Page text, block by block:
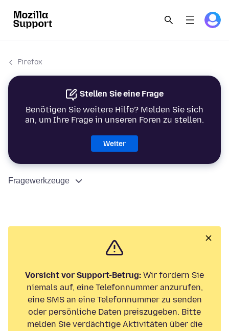
Firefox
Stellen Sie eine Frage
Benötigen Sie weitere Hilfe? Melden Sie sich
an, um Ihre Frage in unseren Foren zu stellen.
Weiter
Fragewerkzeuge
Vorsicht vor Support-Betrug: Wir fordern Sie
niemals auf, eine Telefonnummer anzurufen,
eine SMS an eine Telefonnummer zu senden
oder persönliche Daten preiszugeben. Bitte
melden Sie verdächtige Aktivitäten über die